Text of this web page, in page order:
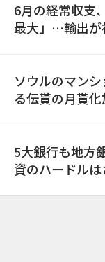
6月の経常収支
最大」…輸出が
ソウルのマン
る伝貰の月貰
5大銀行も地方
資のハードルは